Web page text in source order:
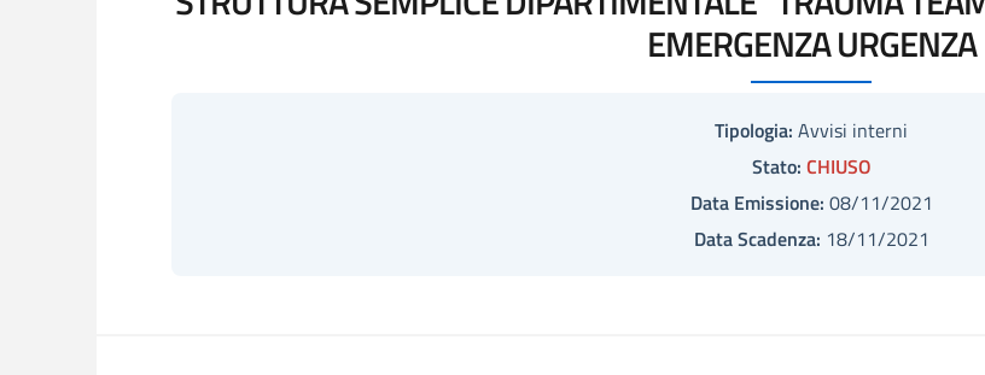
EMERGENZA URGENZA
Tipologia: Avvisi interni
Stato: CHIUSO
Data Emissione: 08/11/2021
Data Scadenza: 18/11/2021